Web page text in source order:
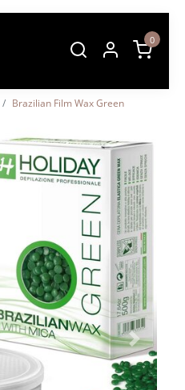
0
Brazilian Film Wax Green
Volgende